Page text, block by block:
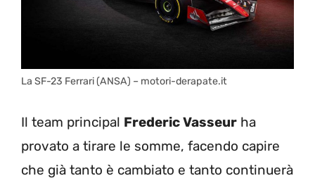
La SF-23 Ferrari (ANSA) – motori-derapate.it
Il team principal Frederic Vasseur ha
provato a tirare le somme, facendo capire
che già tanto è cambiato e tanto continuerà